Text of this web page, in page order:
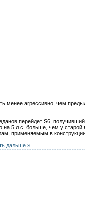
менее агрессивно, чем
перейдет S6,
на 5 л.с. больше, чем у
применяемым в конструкции
дальше »